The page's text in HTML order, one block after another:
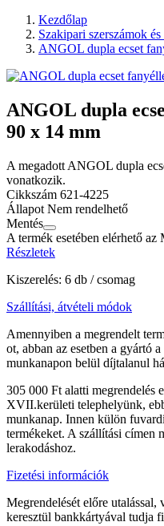
Kezdőlap
Szakipari szerszámok
ANGOL dupla ecset
ANGOL dupla
90 x 14 mm
A megadott ANGOL dupla
vonatkozik.
Cikkszám 621-4225
Állapot Nem rendelhető
Mentés
A termék esetében elérhető az
Részletek
Kiszerelés: 6 db / csomag
Szállítási, átvételi módok
Amennyiben a megrendelt
ot, abban az esetben a gyártó
munkanapon belül díjtalanul
305 000 Ft alatti megrendelés
XVII.kerületi telephelyünk,
munkanap. Innen külön
termékeket. A szállítási címen
lerakodáshoz.
Fizetési információk
Megrendelését előre
keresztül bankkártyával tudja